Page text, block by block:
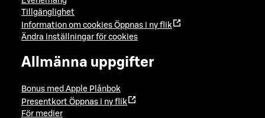
Tillgänglighet
Information om cookies Öppnas i ny flik
Ändra inställningar för cookies
Allmänna uppgifter
Bonus med Apple Plånbok
Presentkort Öppnas i ny flik
För medier